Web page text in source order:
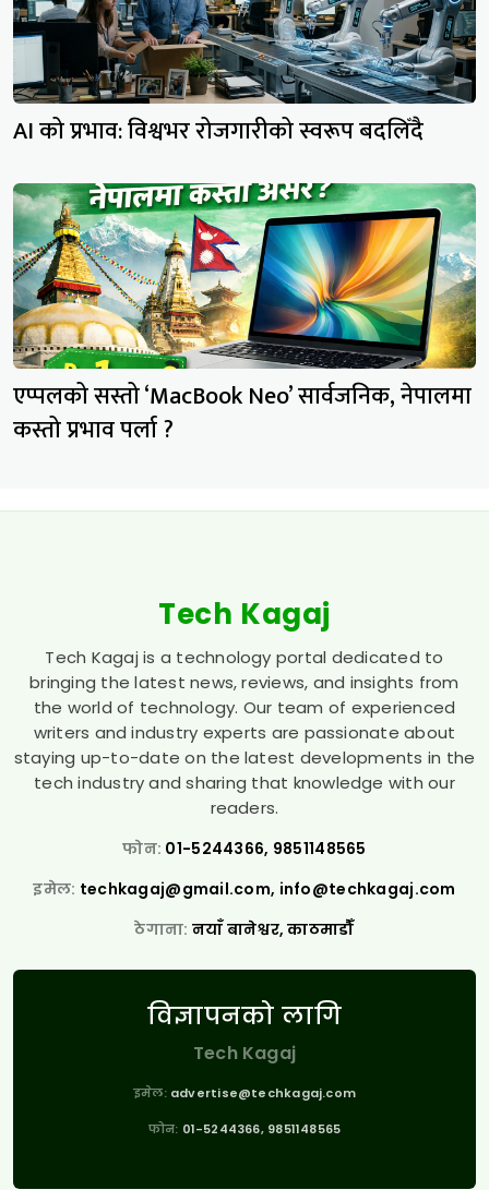
AI को प्रभाव: विश्वभर रोजगारीको स्वरूप बदलिँदै
एप्पलको सस्तो ‘MacBook Neo’ सार्वजनिक, नेपालमा
कस्तो प्रभाव पर्ला ?
Tech Kagaj
Tech Kagaj is a technology portal dedicated to
bringing the latest news, reviews, and insights from
the world of technology. Our team of experienced
writers and industry experts are passionate about
staying up-to-date on the latest developments in the
tech industry and sharing that knowledge with our
readers.
फोन: 01-5244366, 9851148565
इमेल: techkagaj@gmail.com, info@techkagaj.com
ठेगाना: नयाँ बानेश्वर, काठमाडौँ
विज्ञापनको लागि
Tech Kagaj
इमेल: advertise@techkagaj.com
फोन: 01-5244366, 9851148565